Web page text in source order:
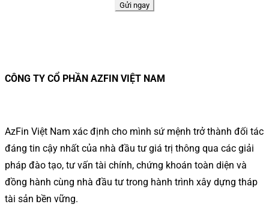
CÔNG TY CỔ PHẦN AZFIN VIỆT NAM
AzFin Việt Nam xác định cho mình sứ mệnh trở thành đối tác
đáng tin cậy nhất của nhà đầu tư giá trị thông qua các giải
pháp đào tạo, tư vấn tài chính, chứng khoán toàn diện và
đồng hành cùng nhà đầu tư trong hành trình xây dựng tháp
tài sản bền vững.